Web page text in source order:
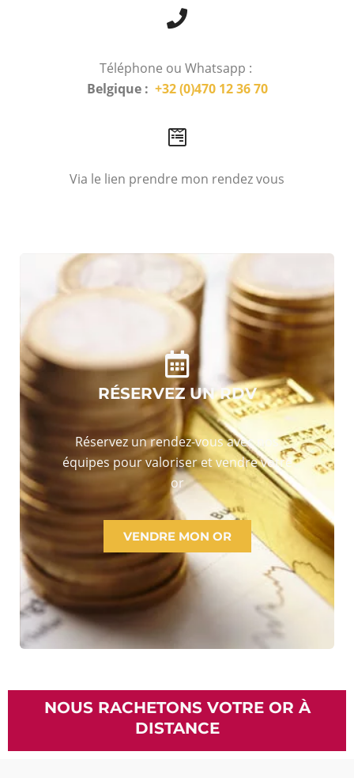
Téléphone ou Whatsapp :
Belgique : +32 (0)470 12 36 70
Via le lien prendre mon rendez vous
RÉSERVEZ UN RDV
Réservez un rendez-vous avec nos
équipes pour valoriser et vendre votre
or
VENDRE MON OR
NOUS RACHETONS VOTRE OR À
DISTANCE